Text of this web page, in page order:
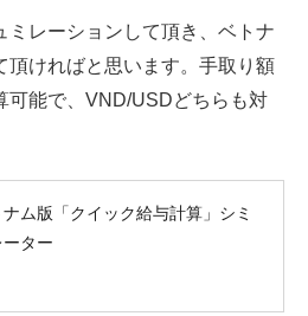
ミレーションして頂き、ベトナ
頂ければと思います。手取り額
可能で、VND/USDどちらも対
ム版「クイック給与計算」シミ
ーター